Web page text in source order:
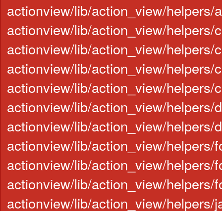
actionview/lib/action_view/helpers/
actionview/lib/action_view/helpers/
actionview/lib/action_view/helpers/
actionview/lib/action_view/helpers/
actionview/lib/action_view/helpers/
actionview/lib/action_view/helpers/
actionview/lib/action_view/helpers/
actionview/lib/action_view/helpers/
actionview/lib/action_view/helpers/
actionview/lib/action_view/helpers/
actionview/lib/action_view/helpers/